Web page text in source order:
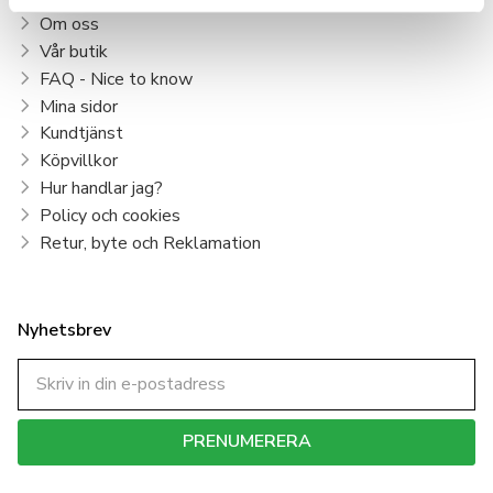
Om oss
Vår butik
FAQ - Nice to know
Mina sidor
Kundtjänst
Köpvillkor
Hur handlar jag?
Policy och cookies
Retur, byte och Reklamation
Nyhetsbrev
PRENUMERERA